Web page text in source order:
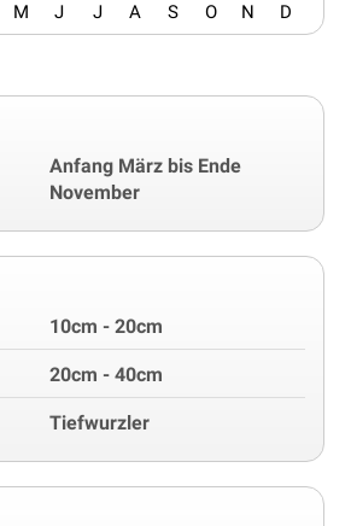
M J J A S O N D
Anfang März bis Ende
November
10cm - 20cm
20cm - 40cm
Tiefwurzler